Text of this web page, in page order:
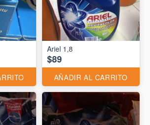
Ariel 1,8
$89
AÑADIR AL CARRITO